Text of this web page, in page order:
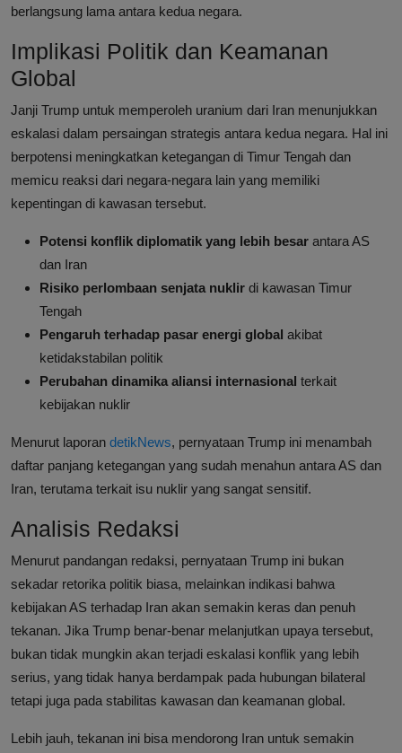
berlangsung lama antara kedua negara.
Implikasi Politik dan Keamanan
Global
Janji Trump untuk memperoleh uranium dari Iran menunjukkan
eskalasi dalam persaingan strategis antara kedua negara. Hal ini
berpotensi meningkatkan ketegangan di Timur Tengah dan
memicu reaksi dari negara-negara lain yang memiliki
kepentingan di kawasan tersebut.
Potensi konflik diplomatik yang lebih besar antara AS
dan Iran
Risiko perlombaan senjata nuklir di kawasan Timur
Tengah
Pengaruh terhadap pasar energi global akibat
ketidakstabilan politik
Perubahan dinamika aliansi internasional terkait
kebijakan nuklir
Menurut laporan detikNews, pernyataan Trump ini menambah
daftar panjang ketegangan yang sudah menahun antara AS dan
Iran, terutama terkait isu nuklir yang sangat sensitif.
Analisis Redaksi
Menurut pandangan redaksi, pernyataan Trump ini bukan
sekadar retorika politik biasa, melainkan indikasi bahwa
kebijakan AS terhadap Iran akan semakin keras dan penuh
tekanan. Jika Trump benar-benar melanjutkan upaya tersebut,
bukan tidak mungkin akan terjadi eskalasi konflik yang lebih
serius, yang tidak hanya berdampak pada hubungan bilateral
tetapi juga pada stabilitas kawasan dan keamanan global.
Lebih jauh, tekanan ini bisa mendorong Iran untuk semakin